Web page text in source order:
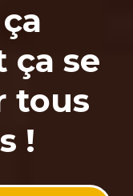
ça se
tous
!